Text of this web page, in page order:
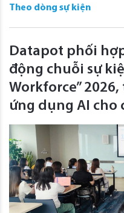
Theo dòng sự kiện
Datapot phối
động chuỗi sự
Workforce”
ứng dụng AI cho